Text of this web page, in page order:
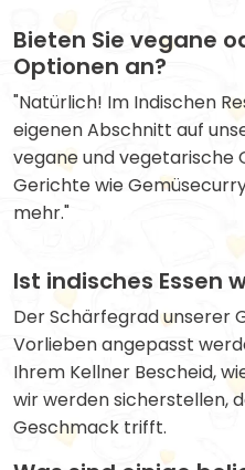
Bieten Sie vegane
Optionen an?
"Natürlich! Im Indischen
eigenen Abschnitt auf
vegane und vegetarische
Gerichte wie
mehr."
Ist indisches Essen
Der Schärfegrad unserer
Vorlieben angepasst
Ihrem Kellner Bescheid,
wir werden sicherstellen,
Geschmack trifft.